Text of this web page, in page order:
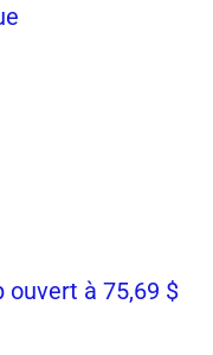
ouvert à 75,69 $